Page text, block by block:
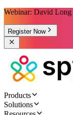
Webinar: David
Register Now
Products
Solutions